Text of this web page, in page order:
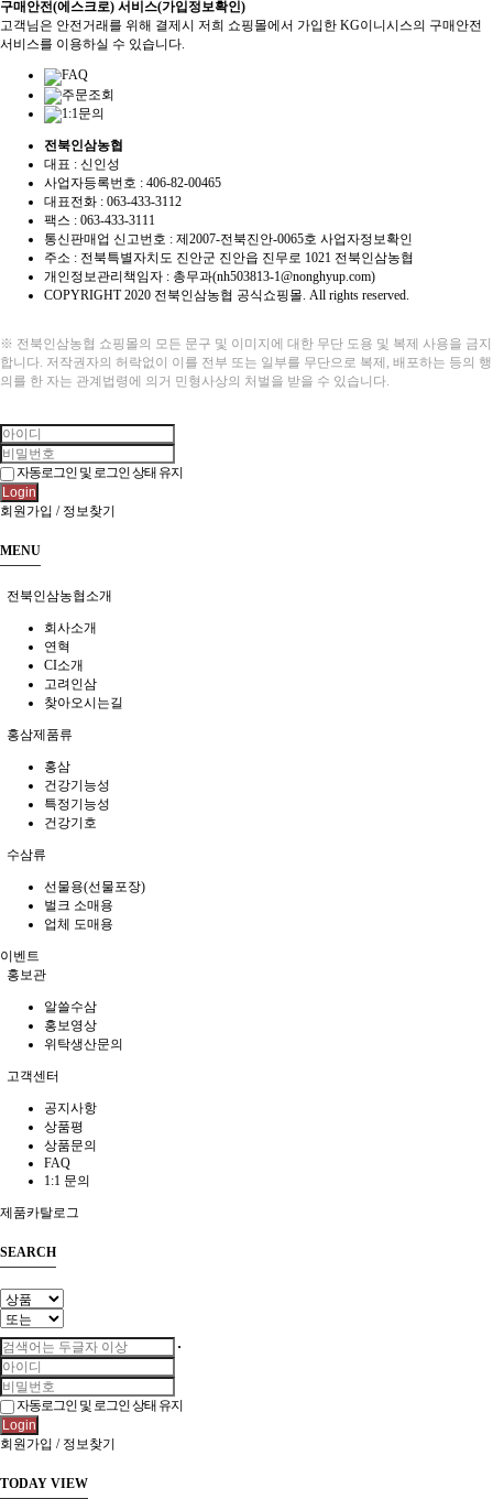
구매안전(에스크로) 서비스(가입정보확인)
고객님은 안전거래를 위해 결제시 저희 쇼핑몰에서 가입한 KG이니시스의 구매안전
서비스를 이용하실 수 있습니다.
FAQ
주문조회
1:1문의
전북인삼농협
대표 : 신인성
사업자등록번호 : 406-82-00465
대표전화 : 063-433-3112
팩스 : 063-433-3111
통신판매업 신고번호 : 제2007-전북진안-0065호 사업자정보확인
주소 : 전북특별자치도 진안군 진안읍 진무로 1021 전북인삼농협
개인정보관리책임자 : 총무과(nh503813-1@nonghyup.com)
COPYRIGHT2020 전북인삼농협 공식쇼핑몰. All rights reserved.
※ 전북인삼농협 쇼핑몰의 모든 문구 및 이미지에 대한 무단 도용 및 복제 사용을 금지
합니다. 저작권자의 허락없이 이를 전부 또는 일부를 무단으로 복제, 배포하는 등의 행
의를 한 자는 관계법령에 의거 민형사상의 처벌을 받을 수 있습니다.
자동로그인 및 로그인 상태 유지
Login
회원가입 / 정보찾기
MENU
전북인삼농협소개
회사소개
연혁
CI소개
고려인삼
찾아오시는길
홍삼제품류
홍삼
건강기능성
특정기능성
건강기호
수삼류
선물용(선물포장)
벌크 소매용
업체 도매용
이벤트
홍보관
알쓸수삼
홍보영상
위탁생산문의
고객센터
공지사항
상품평
상품문의
FAQ
1:1 문의
제품카탈로그
SEARCH
자동로그인 및 로그인 상태 유지
Login
회원가입 / 정보찾기
TODAY VIEW